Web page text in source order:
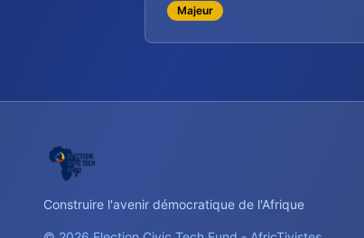
Majeur
Construire l'avenir démocratique de l'Afrique